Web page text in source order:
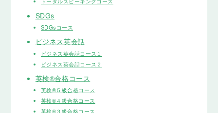
SDGs
SDGsコース
ビジネス英会話
ビジネス英会話コース１
ビジネス英会話コース２
英検®合格コース
英検®５級合格コース
英検®４級合格コース
英検®３級合格コース